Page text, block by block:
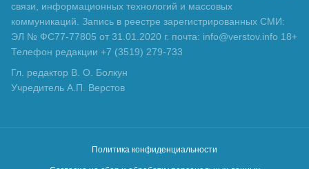
связи, информационных технологий и массовых
коммуникаций. Запись в реестре зарегистрированных СМИ:
ЭЛ № ФС77-77805 от 31.01.2020 г. почта: info@verstov.info 18+
Телефон редакции +7 (3519) 279-733
Гл. редактор В. О. Болкун
Учредитель А.П. Верстов
Политика конфиденциальности